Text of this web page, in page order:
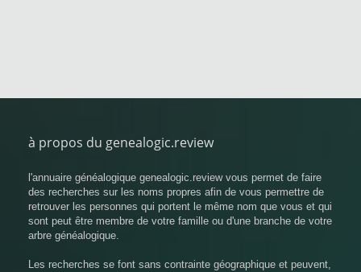
à propos du genealogic.review
l'annuaire généalogique genealogic.review vous permet de faire
des recherches sur les noms propres afin de vous permettre de
retrouver les personnes qui portent le même nom que vous et qui
sont peut être membre de votre famille ou d'une branche de votre
arbre généalogique.
Les recherches se font sans contrainte géographique et peuvent,